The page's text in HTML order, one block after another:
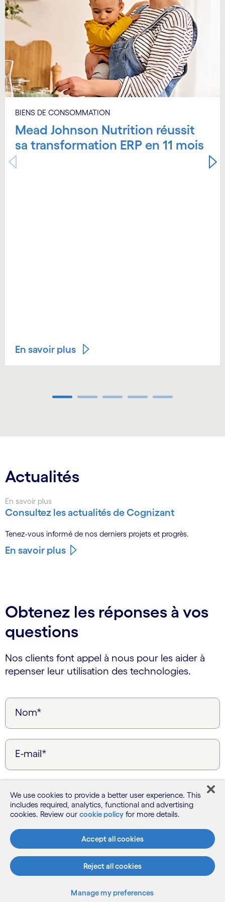
BIENS DE CONSOMMATION
Mead Johnson Nutrition réussit
sa transformation ERP en 11 mois
En savoir plus
Actualités
En savoir plus
Consultez les actualités de Cognizant
Tenez-vous informé de nos derniers projets et progrès.
En savoir plus
Obtenez les réponses à vos
questions
Nos clients font appel à nous pour les aider à
repenser leur utilisation des technologies.
Nom*
E-mail*
Entreprise*
Numéro de téléphone*
We use cookies to provide a better user experience. This
includes required, analytics, functional and advertising
cookies. Review our cookie policy for more details.
Accept all cookies
Reject all cookies
Manage my preferences